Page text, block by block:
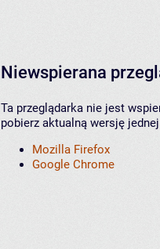
Niewspierana
Ta przeglądarka nie jest
pobierz aktualną wersję
Mozilla Firefox
Google Chrome